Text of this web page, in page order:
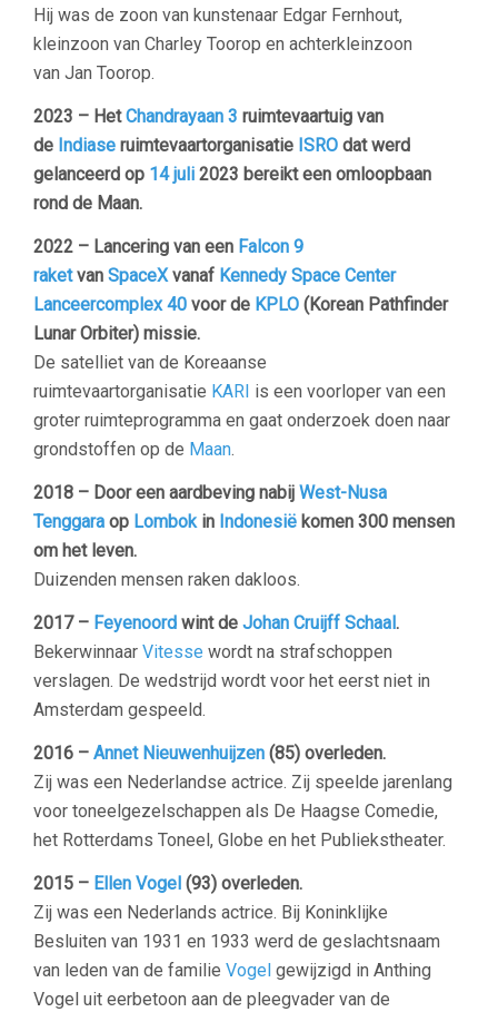
Hij was de zoon van kunstenaar Edgar Fernhout,
kleinzoon van Charley Toorop en achterkleinzoon
van Jan Toorop.
2023 – HetChandrayaan 3 ruimtevaartuig van
de Indiase ruimtevaartorganisatie ISRO dat werd
gelanceerd op 14 juli 2023 bereikt een omloopbaan
rond de Maan.
2022 – Lancering van een Falcon 9
raketvan SpaceXvanaf Kennedy Space Center
Lanceercomplex 40 voor de KPLO (Korean Pathfinder
Lunar Orbiter) missie.
De satelliet van de Koreaanse
ruimtevaartorganisatie KARI is een voorloper van een
groter ruimteprogramma en gaat onderzoek doen naar
grondstoffen op de Maan.
2018 – Door een aardbeving nabij West-Nusa
Tenggara op Lombokin Indonesië komen 300 mensen
om het leven.
Duizenden mensen raken dakloos.
2017 – Feyenoord wint de Johan Cruijff Schaal .
Bekerwinnaar Vitesse wordt na strafschoppen
verslagen. De wedstrijd wordt voor het eerst niet in
Amsterdam gespeeld.
2016 – Annet Nieuwenhuijzen (85) overleden.
Zij was een Nederlandse actrice. Zij speelde jarenlang
voor toneelgezelschappen als De Haagse Comedie,
het Rotterdams Toneel, Globe en het Publiekstheater.
2015 – Ellen Vogel (93) overleden.
Zij was een Nederlands actrice. Bij Koninklijke
Besluiten van 1931 en 1933 werd de geslachtsnaam
van leden van de familie Vogel gewijzigd in Anthing
Vogel uit eerbetoon aan de pleegvader van de